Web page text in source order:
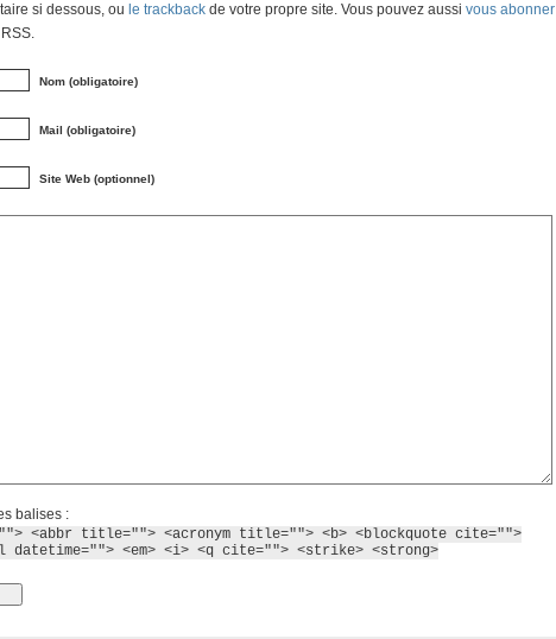
si dessous, ou le trackback de votre propre site. Vous pouvez aussi vous abonner
Nom (obligatoire)
Mail (obligatoire)
Site Web (optionnel)
balises :
<abbr title=""> <acronym title=""> <b> <blockquote cite="">
datetime=""> <em> <i> <q cite=""> <strike> <strong>